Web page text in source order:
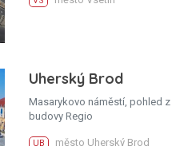
Uherský Brod
Masarykovo náměstí, pohled z
budovy Regio
UB město Uherský Brod